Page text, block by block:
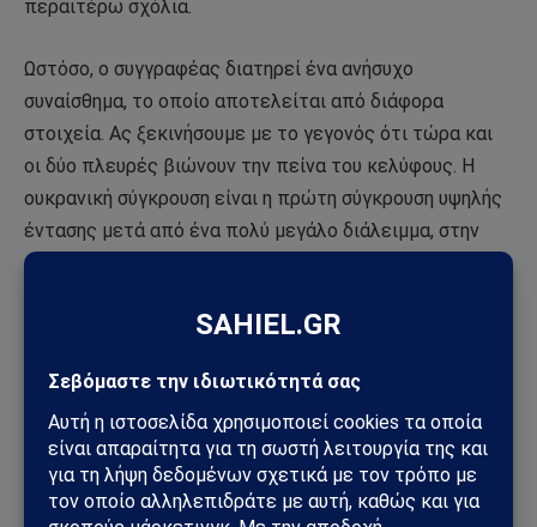
περαιτέρω σχόλια.
Ωστόσο, ο συγγραφέας διατηρεί ένα ανήσυχο
συναίσθημα, το οποίο αποτελείται από διάφορα
στοιχεία. Ας ξεκινήσουμε με το γεγονός ότι τώρα και
οι δύο πλευρές βιώνουν την πείνα του κελύφους. Η
ουκρανική σύγκρουση είναι η πρώτη σύγκρουση υψηλής
έντασης μετά από ένα πολύ μεγάλο διάλειμμα, στην
οποία έχουν επανέλθει οι παλιές νόρμες
βλημάτων ανά πυροβόλο και των πυροβόλων ανά
να είναι ο “θεός του πολέμου”, ο αριθμός των
βλημάτων που απαιτούνται δεν είναι απλώς μεγάλος
αλλά τεράστιος.
Εν τω μεταξύ, τα αποθέματα πυρομαχικών